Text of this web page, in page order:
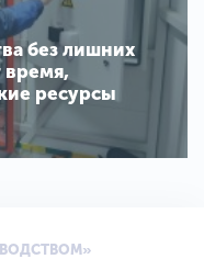
без лишних
время,
ресурсы